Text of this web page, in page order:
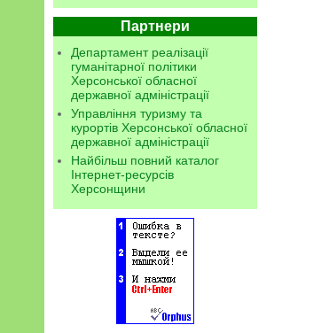
Партнери
Департамент реалізації
гуманітарної політики
Херсонської обласної
державної адміністрації
Управління туризму та
курортів Херсонської обласної
державної адміністрації
Найбільш повний каталог
Інтернет-ресурсів
Херсонщини